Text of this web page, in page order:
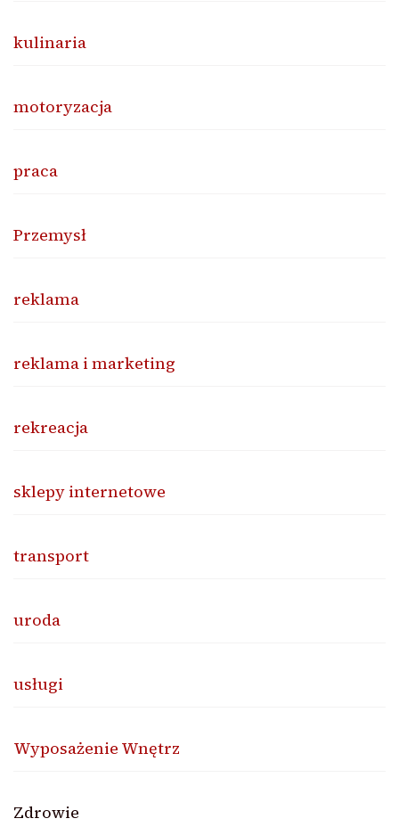
kulinaria
motoryzacja
praca
Przemysł
reklama
reklama i marketing
rekreacja
sklepy internetowe
transport
uroda
usługi
Wyposażenie Wnętrz
Zdrowie